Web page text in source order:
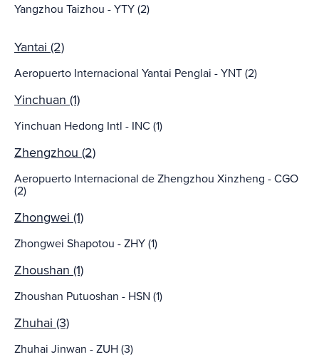
Yangzhou Taizhou - YTY (2)
Yantai (2)
Aeropuerto Internacional Yantai Penglai - YNT (2)
Yinchuan (1)
Yinchuan Hedong Intl - INC (1)
Zhengzhou (2)
Aeropuerto Internacional de Zhengzhou Xinzheng - CGO
(2)
Zhongwei (1)
Zhongwei Shapotou - ZHY (1)
Zhoushan (1)
Zhoushan Putuoshan - HSN (1)
Zhuhai (3)
Zhuhai Jinwan - ZUH (3)